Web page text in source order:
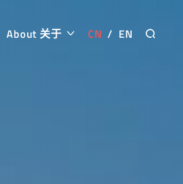
About 关于 CN / EN